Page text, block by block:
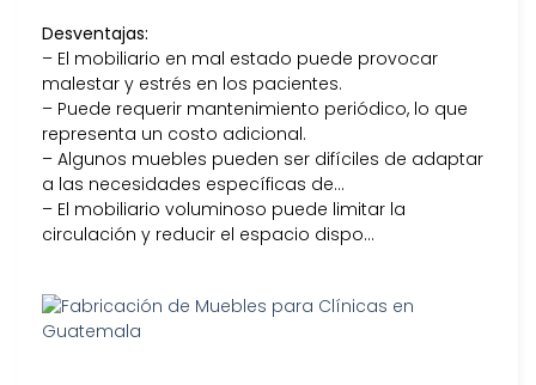
Desventajas:
– El mobiliario en mal estado puede provocar
malestar y estrés en los pacientes.
– Puede requerir mantenimiento periódico, lo que
representa un costo adicional.
– Algunos muebles pueden ser difíciles de adaptar
a las necesidades específicas de…
– El mobiliario voluminoso puede limitar la
circulación y reducir el espacio dispo…